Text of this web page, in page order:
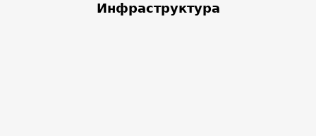
Инфраструктура